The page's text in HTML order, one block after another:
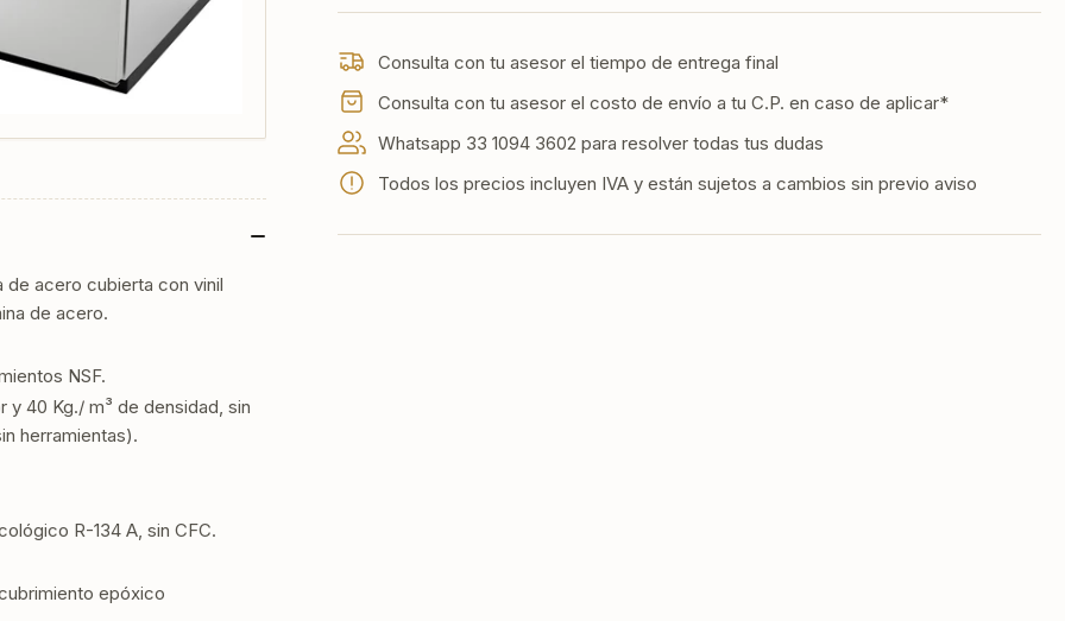
Barriles
Acero
Inoxidable
2
Puertas
Barriles
Inoxidable
Puertas
Consulta con tu asesor el tiempo de entrega final
Consulta con tu asesor el costo de envío a tu C.P. en caso de aplicar*
Whatsapp 33 1094 3602 para resolver todas tus dudas
Todos los precios incluyen IVA y están sujetos a cambios sin previo aviso
de acero cubierta con vinil
de acero.
NSF.
40 Kg./ m³ de densidad, sin
herramientas).
R-134 A, sin CFC.
epóxico